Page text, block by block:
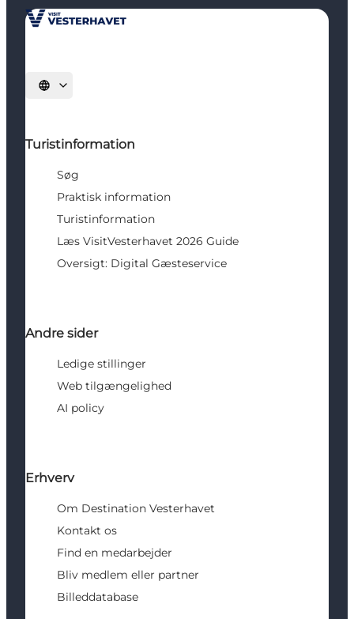
Vælg sprog
Turistinformation
Søg
Praktisk information
Turistinformation
Læs VisitVesterhavet 2026 Guide
Oversigt: Digital Gæsteservice
Andre sider
Ledige stillinger
Web tilgængelighed
AI policy
Erhverv
Om Destination Vesterhavet
Kontakt os
Find en medarbejder
Bliv medlem eller partner
Billeddatabase